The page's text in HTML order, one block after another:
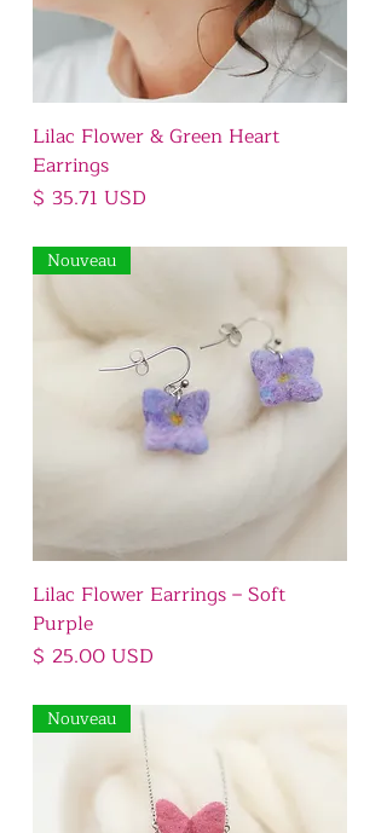
Lilac Flower & Green Heart
Earrings
Prix
$ 35.71 USD
Nouveau
Lilac Flower Earrings – Soft
Purple
Prix
$ 25.00 USD
Nouveau